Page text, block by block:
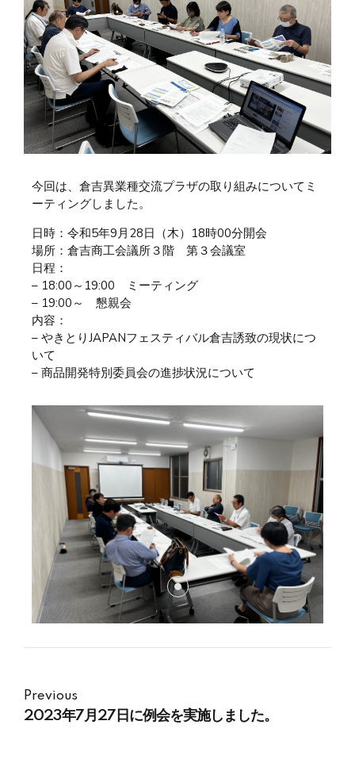
今回は、倉吉異業種交流プラザの取り組みについてミ
ーティングしました。
日時：令和5年9月28日（木）18時00分開会
場所：倉吉商工会議所３階 第３会議室
日程：
– 18:00～19:00 ミーティング
– 19:00～ 懇親会
内容：
– やきとりJAPANフェスティバル倉吉誘致の現状につ
いて
– 商品開発特別委員会の進捗状況について
Previous
2023年7月27日に例会を実施しました。